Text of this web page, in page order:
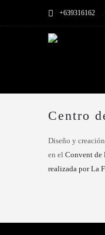
+639316162
Centro
Diseño y
en el Convent de
realizada por La